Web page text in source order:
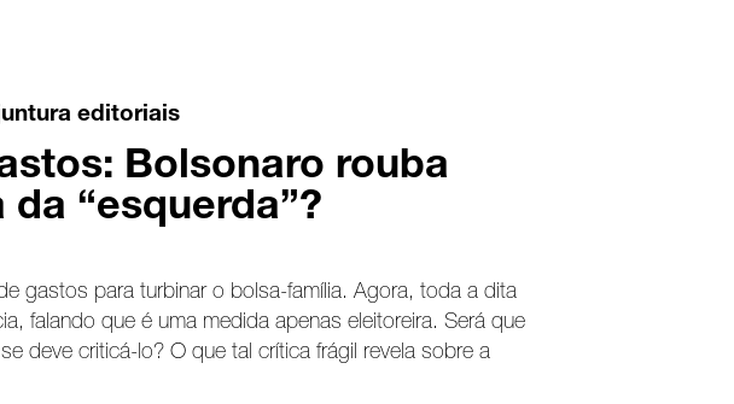
editoriais
Bolsonaro rouba
“esquerda”?
gastos para turbinar o bolsa-família. Agora, toda a dita
falando que é uma medida apenas eleitoreira. Será que
deve criticá-lo? O que tal crítica frágil revela sobre a